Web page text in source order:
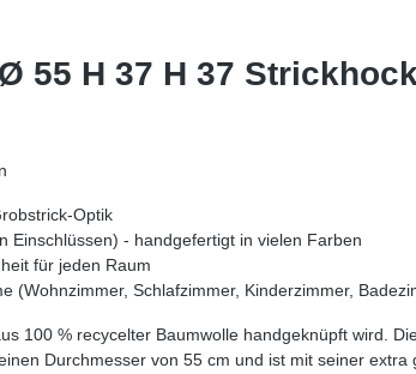
55 H 37 H 37
Optik
Einschlüssen) - handgefertigt in vielen Farben
für jeden Raum
(Wohnzimmer, Schlafzimmer, Kinderzimmer,
100 % recycelter Baumwolle handgeknüpft wird.
Durchmesser von 55 cm und ist mit seiner